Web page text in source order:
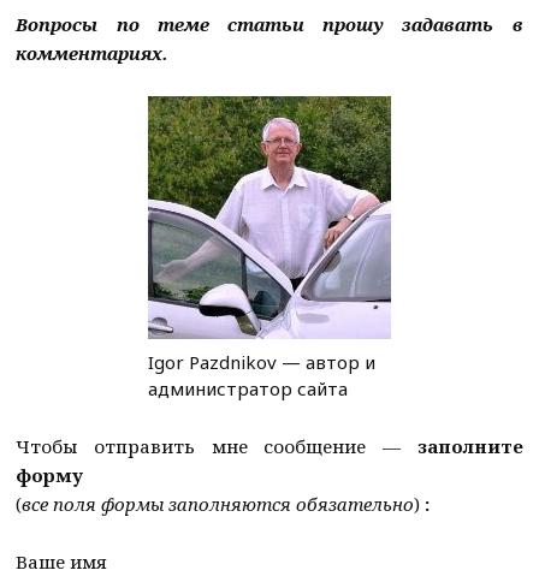
Вопросы по теме статьи прошу задавать в
комментариях.
Igor Pazdnikov — автор и
администратор сайта
Чтобы отправить мне сообщение — заполните
форму
(все поля формы заполняются обязательно) :
Ваше имя